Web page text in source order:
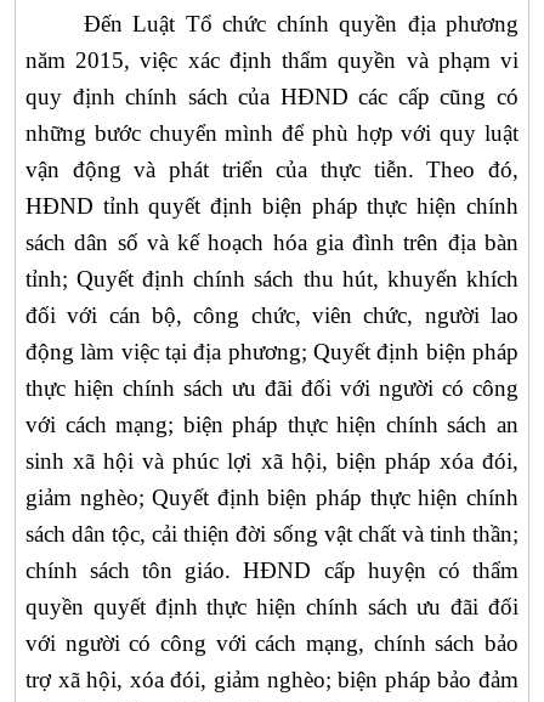
Đến Luật Tổ chức chính quyền địa phương
năm 2015, việc xác định thẩm quyền và phạm vi
quy định chính sách của HĐND các cấp cũng có
những bước chuyển mình để phù hợp với quy luật
vận động và phát triển của thực tiễn. Theo đó,
HĐND tỉnh quyết định biện pháp thực hiện chính
sách dân số và kế hoạch hóa gia đình trên địa bàn
tỉnh; Quyết định chính sách thu hút, khuyến khích
đối với cán bộ, công chức, viên chức, người lao
động làm việc tại địa phương; Quyết định biện pháp
thực hiện chính sách ưu đãi đối với người có công
với cách mạng; biện pháp thực hiện chính sách an
sinh xã hội và phúc lợi xã hội, biện pháp xóa đói,
giảm nghèo; Quyết định biện pháp thực hiện chính
sách dân tộc, cải thiện đời sống vật chất và tinh thần;
chính sách tôn giáo. HĐND cấp huyện có thẩm
quyền quyết định thực hiện chính sách ưu đãi đối
với người có công với cách mạng, chính sách bảo
trợ xã hội, xóa đói, giảm nghèo; biện pháp bảo đảm